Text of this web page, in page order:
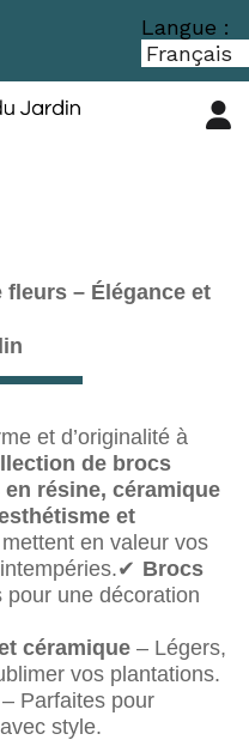
Langue :
– Élégance et
et d’originalité à
de brocs
résine, céramique
et
en valeur vos
✔ Brocs
pour une décoration
céramique – Légers,
vos plantations.
– Parfaites pour
style.